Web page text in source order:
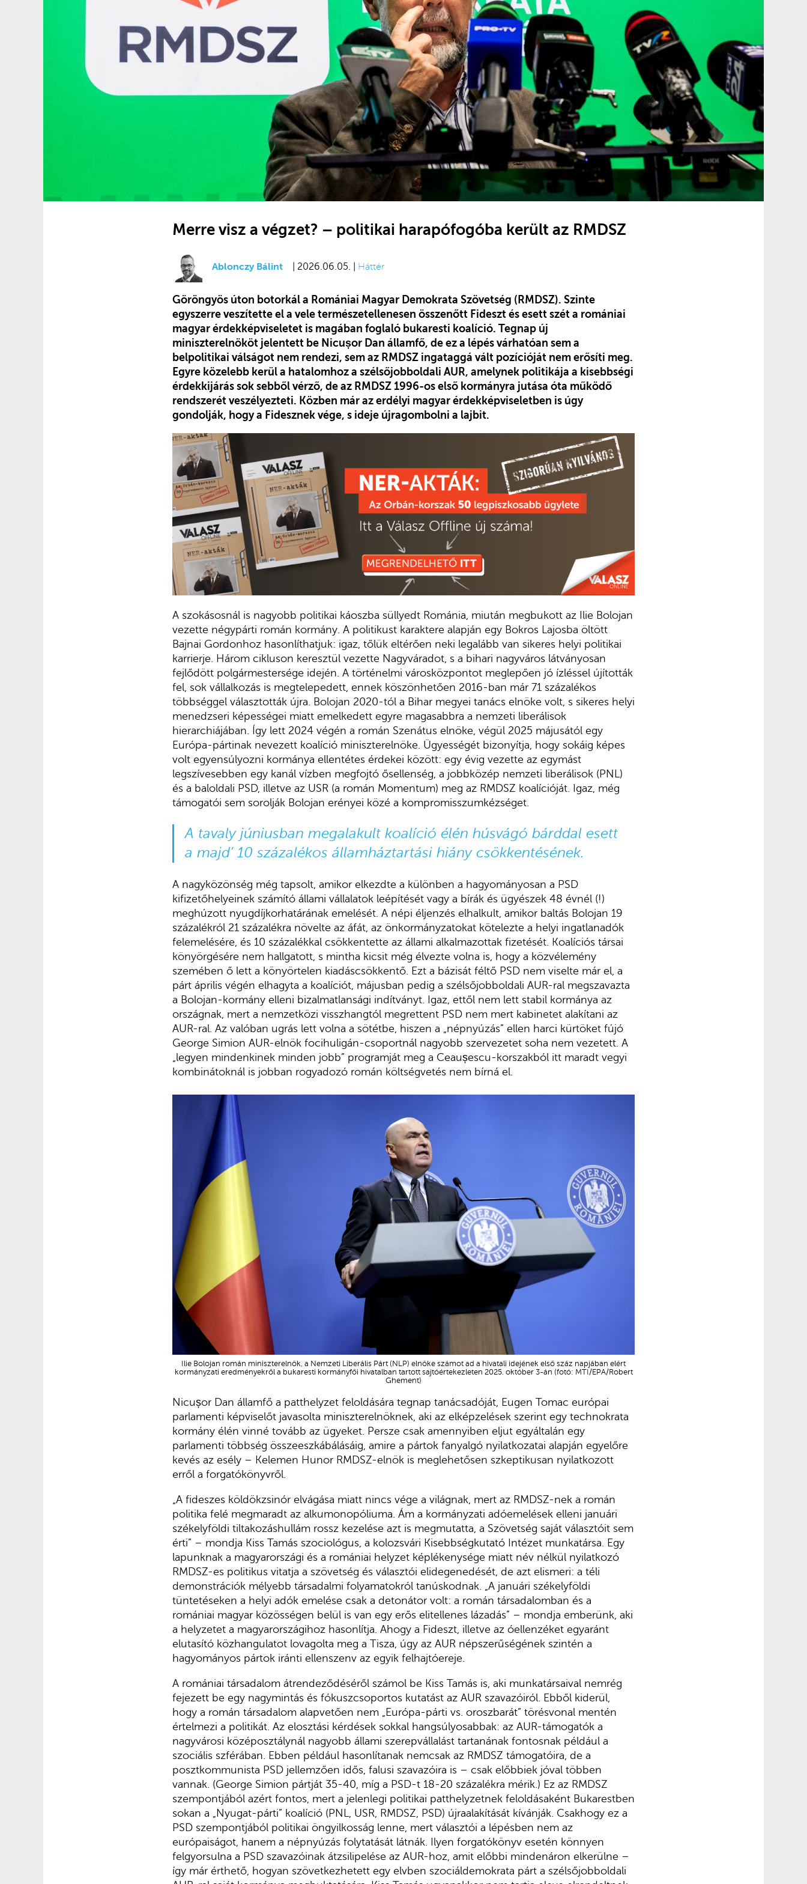
Merre visz a végzet? – politikai harapófogóba került az RMDSZ
Ablonczy Bálint | 2026.06.05. | Háttér
Göröngyös úton botorkál a Romániai Magyar Demokrata Szövetség (RMDSZ). Szinte
egyszerre veszítette el a vele természetellenesen összenőtt Fideszt és esett szét a romániai
magyar érdekképviseletet is magában foglaló bukaresti koalíció. Tegnap új
miniszterelnököt jelentett be Nicușor Dan államfő, de ez a lépés várhatóan sem a
belpolitikai válságot nem rendezi, sem az RMDSZ ingataggá vált pozícióját nem erősíti meg.
Egyre közelebb kerül a hatalomhoz a szélsőjobboldali AUR, amelynek politikája a kisebbségi
érdekkijárás sok sebből vérző, de az RMDSZ 1996-os első kormányra jutása óta működő
rendszerét veszélyezteti. Közben már az erdélyi magyar érdekképviseletben is úgy
gondolják, hogy a Fidesznek vége, s ideje újragombolni a lajbit.
A szokásosnál is nagyobb politikai káoszba süllyedt Románia, miután megbukott az Ilie Bolojan
vezette négypárti román kormány. A politikust karaktere alapján egy Bokros Lajosba öltött
Bajnai Gordonhoz hasonlíthatjuk: igaz, tőlük eltérően neki legalább van sikeres helyi politikai
karrierje. Három cikluson keresztül vezette Nagyváradot, s a bihari nagyváros látványosan
fejlődött polgármestersége idején. A történelmi városközpontot meglepően jó ízléssel újították
fel, sok vállalkozás is megtelepedett, ennek köszönhetően 2016-ban már 71 százalékos
többséggel választották újra. Bolojan 2020-tól a Bihar megyei tanács elnöke volt, s sikeres helyi
menedzseri képességei miatt emelkedett egyre magasabbra a nemzeti liberálisok
hierarchiájában. Így lett 2024 végén a román Szenátus elnöke, végül 2025 májusától egy
Európa-pártinak nevezett koalíció miniszterelnöke. Ügyességét bizonyítja, hogy sokáig képes
volt egyensúlyozni kormánya ellentétes érdekei között: egy évig vezette az egymást
legszívesebben egy kanál vízben megfojtó ősellenség, a jobbközép nemzeti liberálisok (PNL)
és a baloldali PSD, illetve az USR (a román Momentum) meg az RMDSZ koalícióját. Igaz, még
támogatói sem sorolják Bolojan erényei közé a kompromisszumkézséget.
A tavaly júniusban megalakult koalíció élén húsvágó bárddal esett
a majd’ 10 százalékos államháztartási hiány csökkentésének.
A nagyközönség még tapsolt, amikor elkezdte a különben a hagyományosan a PSD
kifizetőhelyeinek számító állami vállalatok leépítését vagy a bírák és ügyészek 48 évnél (!)
meghúzott nyugdíjkorhatárának emelését. A népi éljenzés elhalkult, amikor baltás Bolojan 19
százalékról 21 százalékra növelte az áfát, az önkormányzatokat kötelezte a helyi ingatlanadók
felemelésére, és 10 százalékkal csökkentette az állami alkalmazottak fizetését. Koalíciós társai
könyörgésére nem hallgatott, s mintha kicsit még élvezte volna is, hogy a közvélemény
szemében ő lett a könyörtelen kiadáscsökkentő. Ezt a bázisát féltő PSD nem viselte már el, a
párt április végén elhagyta a koalíciót, májusban pedig a szélsőjobboldali AUR-ral megszavazta
a Bolojan-kormány elleni bizalmatlansági indítványt. Igaz, ettől nem lett stabil kormánya az
országnak, mert a nemzetközi visszhangtól megrettent PSD nem mert kabinetet alakítani az
AUR-ral. Az valóban ugrás lett volna a sötétbe, hiszen a „népnyúzás” ellen harci kürtöket fújó
George Simion AUR-elnök focihuligán-csoportnál nagyobb szervezetet soha nem vezetett. A
„legyen mindenkinek minden jobb” programját meg a Ceaușescu-korszakból itt maradt vegyi
kombinátoknál is jobban rogyadozó román költségvetés nem bírná el.
Ilie Bolojan román miniszterelnök, a Nemzeti Liberális Párt (NLP) elnöke számot ad a hivatali idejének első száz napjában elért
kormányzati eredményekről a bukaresti kormányfői hivatalban tartott sajtóértekezleten 2025. október 3-án (fotó: MTI/EPA/Robert
Ghement)
Nicușor Dan államfő a patthelyzet feloldására tegnap tanácsadóját, Eugen Tomac európai
parlamenti képviselőt javasolta miniszterelnöknek, aki az elképzelések szerint egy technokrata
kormány élén vinné tovább az ügyeket. Persze csak amennyiben eljut egyáltalán egy
parlamenti többség összeeszkábálásáig, amire a pártok fanyalgó nyilatkozatai alapján egyelőre
kevés az esély – Kelemen Hunor RMDSZ-elnök is meglehetősen szkeptikusan nyilatkozott
erről a forgatókönyvről.
„A fideszes köldökzsinór elvágása miatt nincs vége a világnak, mert az RMDSZ-nek a román
politika felé megmaradt az alkumonopóliuma. Ám a kormányzati adóemelések elleni januári
székelyföldi tiltakozáshullám rossz kezelése azt is megmutatta, a Szövetség saját választóit sem
érti” – mondja Kiss Tamás szociológus, a kolozsvári Kisebbségkutató Intézet munkatársa. Egy
lapunknak a magyarországi és a romániai helyzet képlékenysége miatt név nélkül nyilatkozó
RMDSZ-es politikus vitatja a szövetség és választói elidegenedését, de azt elismeri: a téli
demonstrációk mélyebb társadalmi folyamatokról tanúskodnak. „A januári székelyföldi
tüntetéseken a helyi adók emelése csak a detonátor volt: a román társadalomban és a
romániai magyar közösségen belül is van egy erős elitellenes lázadás” – mondja emberünk, aki
a helyzetet a magyarországihoz hasonlítja. Ahogy a Fideszt, illetve az óellenzéket egyaránt
elutasító közhangulatot lovagolta meg a Tisza, úgy az AUR népszerűségének szintén a
hagyományos pártok iránti ellenszenv az egyik felhajtóereje.
A romániai társadalom átrendeződéséről számol be Kiss Tamás is, aki munkatársaival nemrég
fejezett be egy nagymintás és fókuszcsoportos kutatást az AUR szavazóiról. Ebből kiderül,
hogy a román társadalom alapvetően nem „Európa-párti vs. oroszbarát” törésvonal mentén
értelmezi a politikát. Az elosztási kérdések sokkal hangsúlyosabbak: az AUR-támogatók a
nagyvárosi középosztálynál nagyobb állami szerepvállalást tartanának fontosnak például a
szociális szférában. Ebben például hasonlítanak nemcsak az RMDSZ támogatóira, de a
posztkommunista PSD jellemzően idős, falusi szavazóira is – csak előbbiek jóval többen
vannak. (George Simion pártját 35-40, míg a PSD-t 18-20 százalékra mérik.) Ez az RMDSZ
szempontjából azért fontos, mert a jelenlegi politikai patthelyzetnek feloldásaként Bukarestben
sokan a „Nyugat-párti” koalíció (PNL, USR, RMDSZ, PSD) újraalakítását kívánják. Csakhogy ez a
PSD szempontjából politikai öngyilkosság lenne, mert választói a lépésben nem az
európaiságot, hanem a népnyúzás folytatását látnák. Ilyen forgatókönyv esetén könnyen
felgyorsulna a PSD szavazóinak átzsilipelése az AUR-hoz, amit előbbi mindenáron elkerülne –
így már érthető, hogyan szövetkezhetett egy elvben szociáldemokrata párt a szélsőjobboldali